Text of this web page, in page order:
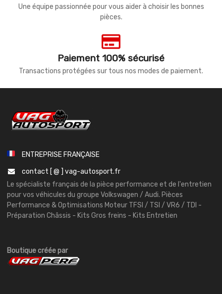
Une équipe passionnée pour vous aider à choisir les bonnes
pièces.
Paiement 100% sécurisé
Transactions protégées sur tous nos modes de paiement.
ENTREPRISE FRANÇAISE
contact [ @ ] vag-autosport.fr
Le spécialiste français de la pièce performance et de l'entretien
pour vos véhicules du groupe Volkswagen / Audi. Pièces
Performance & Optimisations Moteur TFSI / TSI / VR6 / TDI -
Préparation Châssis - Kits Gros freins - Kits Entretien
Boutique créée par